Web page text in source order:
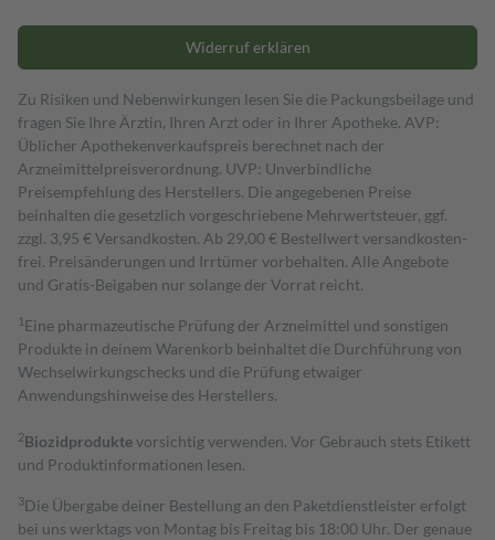
Widerruf erklären
Zu Risiken und Nebenwirkungen lesen Sie die Packungsbeilage und
fragen Sie Ihre Ärztin, Ihren Arzt oder in Ihrer Apotheke. AVP:
Üblicher Apothekenverkaufspreis berechnet nach der
Arzneimittelpreisverordnung. UVP: Unverbindliche
Preisempfehlung des Herstellers. Die angegebenen Preise
beinhalten die gesetzlich vorgeschriebene Mehrwertsteuer, ggf.
zzgl. 3,95 € Versandkosten. Ab 29,00 € Bestell­wert versand­kosten­
frei. Preisänderungen und Irrtümer vorbehalten. Alle Angebote
und Gratis-Beigaben nur solange der Vorrat reicht.
1 Eine pharmazeutische Prüfung der Arzneimittel und sonstigen
Produkte in deinem Warenkorb beinhaltet die Durchführung von
Wechselwirkungschecks und die Prüfung etwaiger
Anwendungshinweise des Herstellers.
2Biozidproduktevorsichtig verwenden. Vor Gebrauch stets Etikett
und Produktinformationen lesen.
3Die Übergabe deiner Bestellung an den Paketdienstleister erfolgt
bei uns werktags von Montag bis Freitag bis 18:00 Uhr. Der genaue